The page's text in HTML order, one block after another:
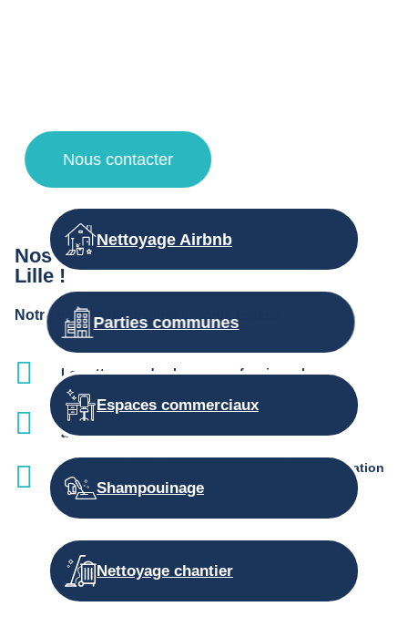
Nous contacter
Nos autres prestations d’entretien à
Lille !
Notre équipe de professionnels réalise :
Le nettoyage des locaux professionnels
L'entretien des parties communes et services
associés
La propreté de l’appartement ou maison en location
saisonnière
Nettoyage Airbnb
Parties communes
Espaces commerciaux
Shampouinage
Nettoyage chantier